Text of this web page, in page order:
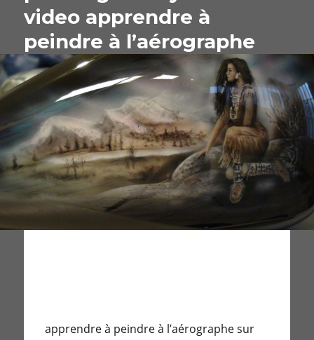
video apprendre à
peindre à l’aérographe
apprendre à peindre à l’aérographe sur